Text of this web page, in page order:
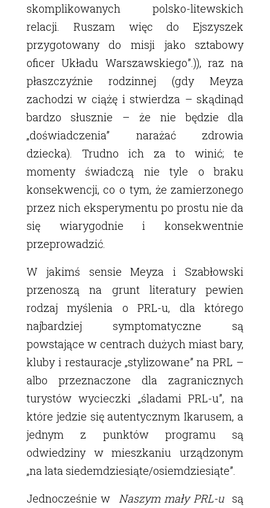
skomplikowanych polsko-litewskich
relacji. Ruszam więc do Ejszyszek
przygotowany do misji jako sztabowy
oficer Układu Warszawskiego”.)), raz na
płaszczyźnie rodzinnej (gdy Meyza
zachodzi w ciążę i stwierdza – skądinąd
bardzo słusznie – że nie będzie dla
„doświadczenia” narażać zdrowia
dziecka). Trudno ich za to winić; te
momenty świadczą nie tyle o braku
konsekwencji, co o tym, że zamierzonego
przez nich eksperymentu po prostu nie da
się wiarygodnie i konsekwentnie
przeprowadzić.
W jakimś sensie Meyza i Szabłowski
przenoszą na grunt literatury pewien
rodzaj myślenia o PRL-u, dla którego
najbardziej symptomatyczne są
powstające w centrach dużych miast bary,
kluby i restauracje „stylizowane” na PRL –
albo przeznaczone dla zagranicznych
turystów wycieczki „śladami PRL-u”, na
które jedzie się autentycznym Ikarusem, a
jednym z punktów programu są
odwiedziny w mieszkaniu urządzonym
„na lata siedemdziesiąte/osiemdziesiąte”.
Jednocześnie w Naszym mały PRL-u są